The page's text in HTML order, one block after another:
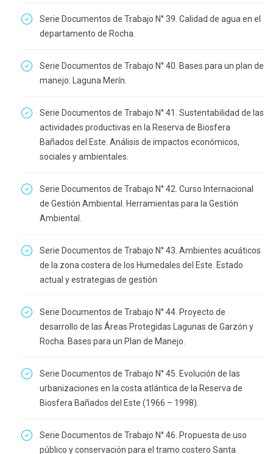
Serie Documentos de Trabajo N° 39. Calidad de agua en el
departamento de Rocha.
Serie Documentos de Trabajo N° 40. Bases para un plan de
manejo: Laguna Merín.
Serie Documentos de Trabajo N° 41. Sustentabilidad de las
actividades productivas en la Reserva de Biosfera
Bañados del Este. Análisis de impactos económicos,
sociales y ambientales.
Serie Documentos de Trabajo N° 42. Curso Internacional
de Gestión Ambiental. Herramientas para la Gestión
Ambiental.
Serie Documentos de Trabajo N° 43. Ambientes acuáticos
de la zona costera de los Humedales del Este. Estado
actual y estrategias de gestión
Serie Documentos de Trabajo N° 44. Proyecto de
desarrollo de las Áreas Protegidas Lagunas de Garzón y
Rocha. Bases para un Plan de Manejo.
Serie Documentos de Trabajo N° 45. Evolución de las
urbanizaciones en la costa atlántica de la Reserva de
Biosfera Bañados del Este (1966 – 1998).
Serie Documentos de Trabajo N° 46. Propuesta de uso
público y conservación para el tramo costero Santa